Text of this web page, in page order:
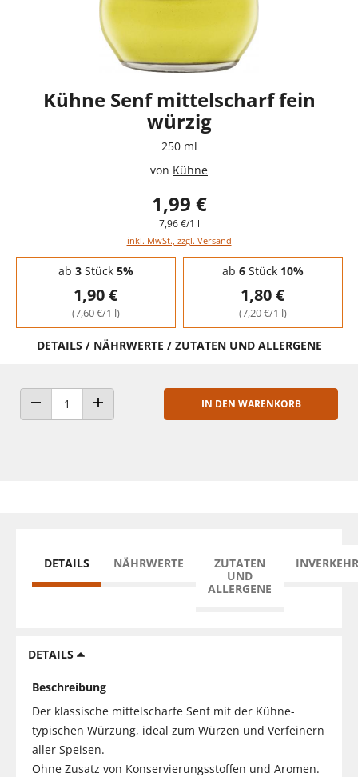
Kühne Senf mittelscharf fein
würzig
250 ml
von Kühne
1,99 €
7,96 €/1 l
inkl. MwSt., zzgl. Versand
Staffelpreise - Mengenrabatt
ab 3Stück 5%
1,90 €
(7,60 €/1 l)
ab 6Stück 10%
1,80 €
(7,20 €/1 l)
DETAILS / NÄHRWERTE / ZUTATEN UND ALLERGENE
ANZAHL VERRINGERNANZAHL ERHÖHEN
IN DEN WARENKORB
DETAILS NÄHRWERTE
ZUTATEN
UND
ALLERGENE
DETAILS
Beschreibung
Der klassische mittelscharfe Senf mit der Kühne-
typischen Würzung, ideal zum Würzen und Verfeinern
aller Speisen.
Ohne Zusatz von Konservierungsstoffen und Aromen.